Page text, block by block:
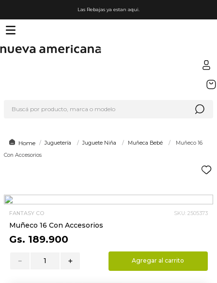
Las Rebajas ya estan aqui.
Juguetería Juguete Niña Muñeca Bebé
Muñeco 16
Con Accesorios
FANTASY CO SKU: 2505373
Muñeco 16 Con Accesorios
Gs. 189.900
＋
－ Agregar al carrito
2.
nike
4.
lego
5
cafetera
7.
organizador
8.
hydrate
9.
almohada
10. toalla